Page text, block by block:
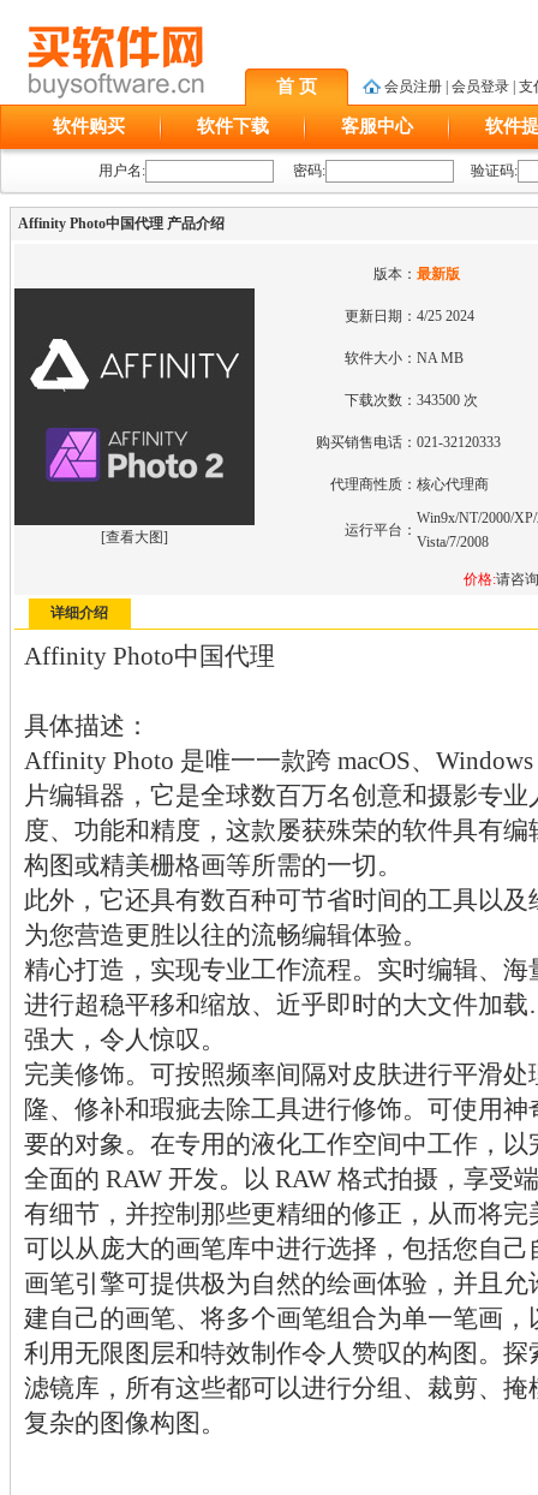
首 页 会员注册 会员登录 支
软件购买 软件下载 客服中心 软件
用户名: 密码: 验证码:
Affinity Photo中国代理 产品介绍
[查看大图]
版本：最新版
更新日期：4/25 2024
软件大小：NA MB
下载次数：343500 次
购买销售电话：021-32120333
代理商性质：核心代理商
运行平台：
Win9x/NT/2000/
Vista/7/2008
价格:请咨
详细介绍
Affinity Photo中国代理
具体描述：
Affinity Photo 是唯一一款跨 macOS、
片编辑器，它是全球数百万名创意和摄影专
度、功能和精度，这款屡获殊荣的软件具有
构图或精美栅格画等所需的一切。
此外，它还具有数百种可节省时间的工具以
为您营造更胜以往的流畅编辑体验。
精心打造，实现专业工作流程。实时编辑、
进行超稳平移和缩放、近乎即时的大文件加
强大，令人惊叹。
完美修饰。可按照频率间隔对皮肤进行平滑
隆、修补和瑕疵去除工具进行修饰。可使用
要的对象。在专用的液化工作空间中工作，
全面的 RAW 开发。以 RAW 格式拍摄，享受
有细节，并控制那些更精细的修正，从而将
可以从庞大的画笔库中进行选择，包括您自
画笔引擎可提供极为自然的绘画体验，并且
建自己的画笔、将多个画笔组合为单一笔画，
利用无限图层和特效制作令人赞叹的构图。
滤镜库，所有这些都可以进行分组、裁剪、
复杂的图像构图。